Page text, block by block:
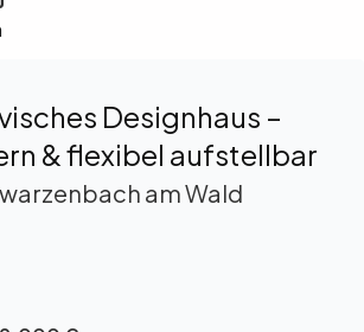
Designhaus –
& flexibel aufstellbar
am Wald